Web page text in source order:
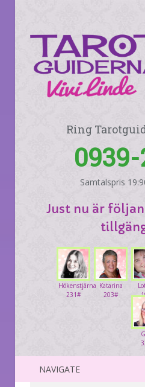
Ring
Samtalspris
Just nu är
Katarina
203#
Hökenstjärna
231#
NAVIGATE